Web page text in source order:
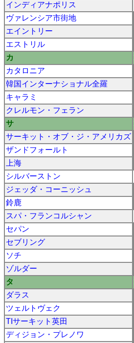
インディアナポリス
ヴァレンシア市街地
エイントリー
エストリル
カ
カタロニア
韓国インターナショナル全羅
キャラミ
クレルモン・フェラン
サ
サーキット・オブ・ジ・アメリカズ
ザンドフォールト
上海
シルバーストン
ジェッダ・コーニッシュ
鈴鹿
スパ・フランコルシャン
セパン
セブリング
ソチ
ゾルダー
タ
ダラス
ツェルトヴェク
TIサーキット英田
ディジョン・プレノワ